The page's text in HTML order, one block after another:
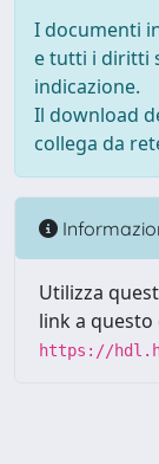
I documenti
e tutti i diritti
indicazione.
Il download
collega da
Utilizza
link a
https://